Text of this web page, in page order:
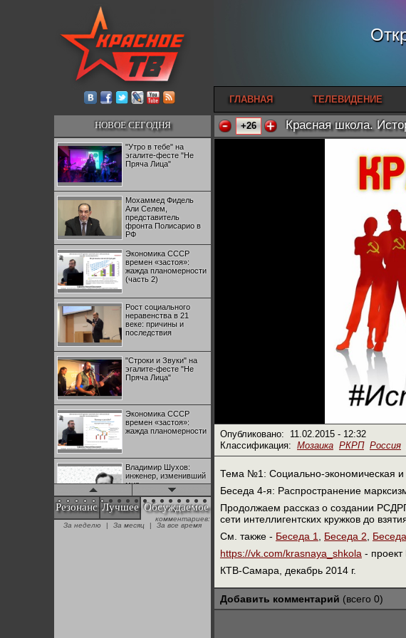
ГЛАВНАЯ ТЕЛЕВИДЕНИЕ
НОВОЕ СЕГОДНЯ
"Утро в тебе" на
эгалите-фесте "Не
Пряча Лица"
Мохаммед Фидель
Али Селем,
представитель
фронта Полисарио в
РФ
Экономика СССР
времен «застоя»:
жажда планомерности
(часть 2)
Рост социального
неравенства в 21
веке: причины и
последствия
"Строки и Звуки" на
эгалите-фесте "Не
Пряча Лица"
Экономика СССР
времен «застоя»:
жажда планомерности
Владимир Шухов:
инженер, изменивший
мир
"Аркадий Коц" на
эгалите-фесте "Не
Резонанс Лучшее Обсуждаемое
комментариев:
За неделю
| За месяц | За все время
+26 Красная школа.
Опубликовано: 11.02.2015 - 12:32
Классификация: Мозаика РКРП Россия
Тема №1: Социально-экономическая и
Беседа 4-я: Распространение
Продолжаем рассказ о создании
сети интеллигентских кружков до
См. также - Беседа 1 Беседа 2
https://vk.com/krasnaya_shkola - проект
КТВ-Самара, декабрь 2014 г.
Добавить комментарий (всего 0)